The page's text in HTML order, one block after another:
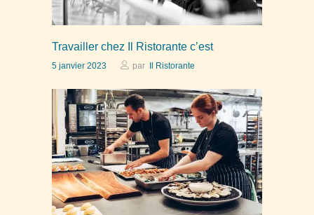
Travailler chez Il Ristorante c’est
5 janvier 2023 par Il Ristorante